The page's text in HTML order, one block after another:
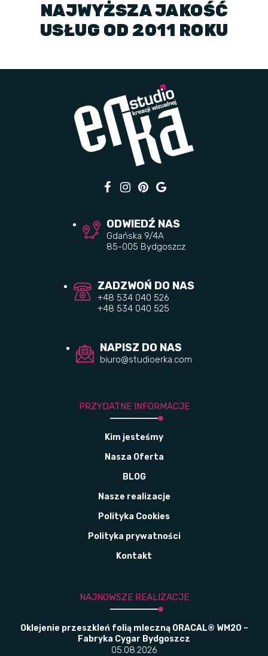
NAJWYŻSZA JAKOŚĆ
USŁUG OD 2011 ROKU
ODWIEDŹ NAS
Gdańska 9/4A
85-005 Bydgoszcz
ZADZWOŃ DO NAS
+48 534 040 526
+48 534 040 525
NAPISZ DO NAS
biuro@studioerka.com
PRZYDATNE INFORMACJE
Kim jesteśmy
Nasza Oferta
BLOG
Nasze realizacje
Polityka Cookies
Polityka prywatności
Kontakt
NAJNOWSZE REALIZACJE
Oklejenie przeszkleń folią mleczną ORACAL® WM20 –
Fabryka Cygar Bydgoszcz
05.08.2026